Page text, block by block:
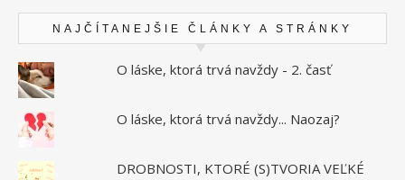
NAJČÍTANEJŠIE ČLÁNKY A STRÁNKY
O láske, ktorá trvá navždy - 2. časť
O láske, ktorá trvá navždy... Naozaj?
DROBNOSTI, KTORÉ (S)TVORIA VEĽKÉ